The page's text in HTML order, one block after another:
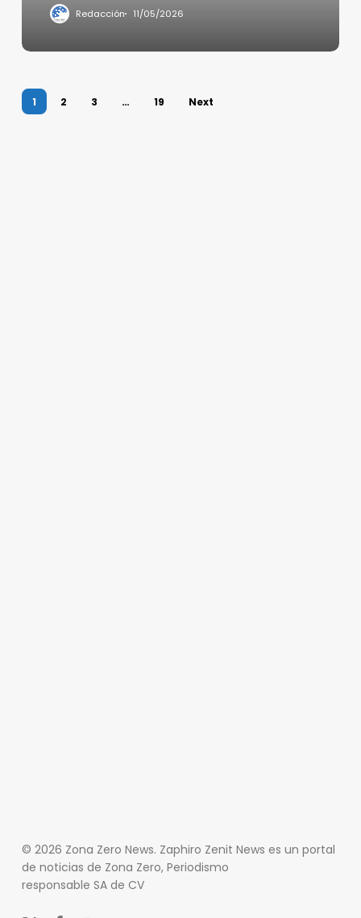
Serna
enriquecimiento
Redacción 11/05/2026
1 2 3 … 19 Next
© 2026 Zona Zero News. Zaphiro Zenit News es un portal
de noticias de Zona Zero, Periodismo
responsable SA de CV